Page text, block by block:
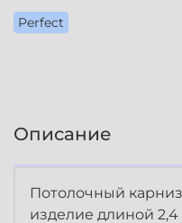
Perfect
Описание
Потолочный
изделие длиной 2,4